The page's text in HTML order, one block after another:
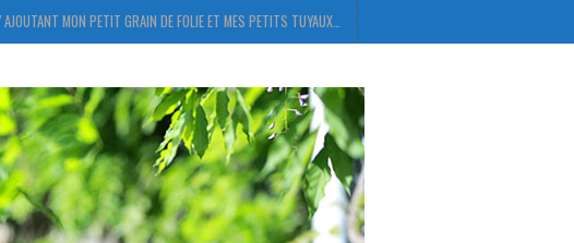
MON PETIT GRAIN DE FOLIE ET MES PETITS TUYAUX…